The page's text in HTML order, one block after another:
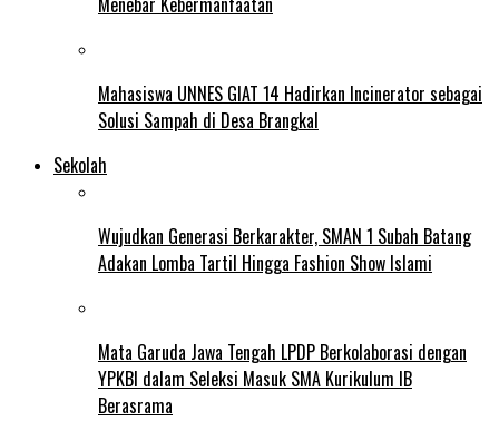
Mahasiswa UNNES GIAT 14 Hadirkan Incinerator sebagai
Solusi Sampah di Desa Brangkal
Sekolah
Wujudkan Generasi Berkarakter, SMAN 1 Subah Batang
Adakan Lomba Tartil Hingga Fashion Show Islami
Mata Garuda Jawa Tengah LPDP Berkolaborasi dengan
YPKBI dalam Seleksi Masuk SMA Kurikulum IB
Berasrama